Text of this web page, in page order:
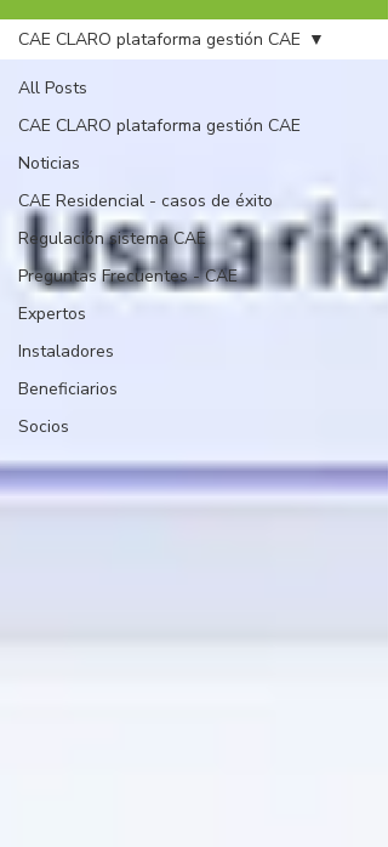
All Posts
CAE CLARO plataforma gestión CAE
Noticias
CAE Residencial - casos de éxito
Regulación sistema CAE
Preguntas Frecuentes - CAE
Expertos
Instaladores
Beneficiarios
Socios
CAE CLARO plataforma gestión CAE